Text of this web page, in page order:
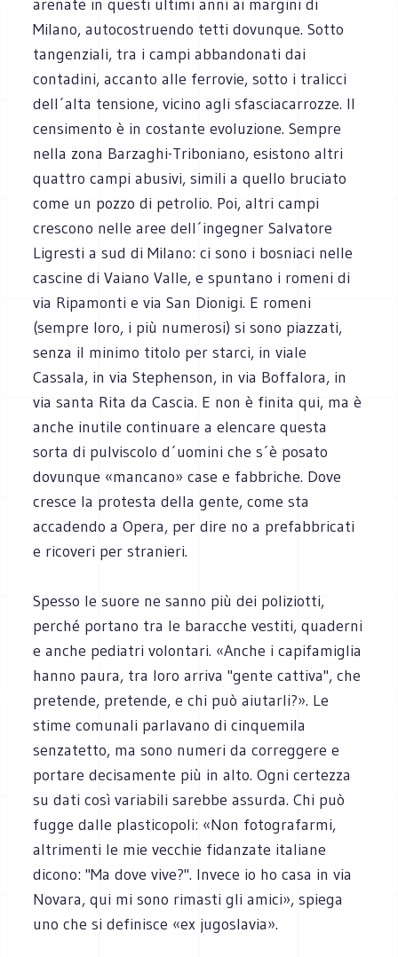
arenate in questi ultimi anni ai margini di
Milano, autocostruendo tetti dovunque. Sotto
tangenziali, tra i campi abbandonati dai
contadini, accanto alle ferrovie, sotto i tralicci
dell´alta tensione, vicino agli sfasciacarrozze. Il
censimento è in costante evoluzione. Sempre
nella zona Barzaghi-Triboniano, esistono altri
quattro campi abusivi, simili a quello bruciato
come un pozzo di petrolio. Poi, altri campi
crescono nelle aree dell´ingegner Salvatore
Ligresti a sud di Milano: ci sono i bosniaci nelle
cascine di Vaiano Valle, e spuntano i romeni di
via Ripamonti e via San Dionigi. E romeni
(sempre loro, i più numerosi) si sono piazzati,
senza il minimo titolo per starci, in viale
Cassala, in via Stephenson, in via Boffalora, in
via santa Rita da Cascia. E non è finita qui, ma è
anche inutile continuare a elencare questa
sorta di pulviscolo d´uomini che s´è posato
dovunque «mancano» case e fabbriche. Dove
cresce la protesta della gente, come sta
accadendo a Opera, per dire no a prefabbricati
e ricoveri per stranieri.
Spesso le suore ne sanno più dei poliziotti,
perché portano tra le baracche vestiti, quaderni
e anche pediatri volontari. «Anche i capifamiglia
hanno paura, tra loro arriva "gente cattiva", che
pretende, pretende, e chi può aiutarli?». Le
stime comunali parlavano di cinquemila
senzatetto, ma sono numeri da correggere e
portare decisamente più in alto. Ogni certezza
su dati così variabili sarebbe assurda. Chi può
fugge dalle plasticopoli: «Non fotografarmi,
altrimenti le mie vecchie fidanzate italiane
dicono: "Ma dove vive?". Invece io ho casa in via
Novara, qui mi sono rimasti gli amici», spiega
uno che si definisce «ex jugoslavia».